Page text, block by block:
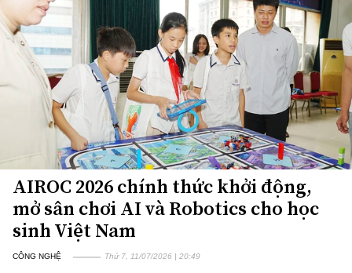
AIROC 2026 chính thức khởi động,
mở sân chơi AI và Robotics cho học
sinh Việt Nam
CÔNG NGHỆ Thứ 7, 11/07/2026 | 20:49